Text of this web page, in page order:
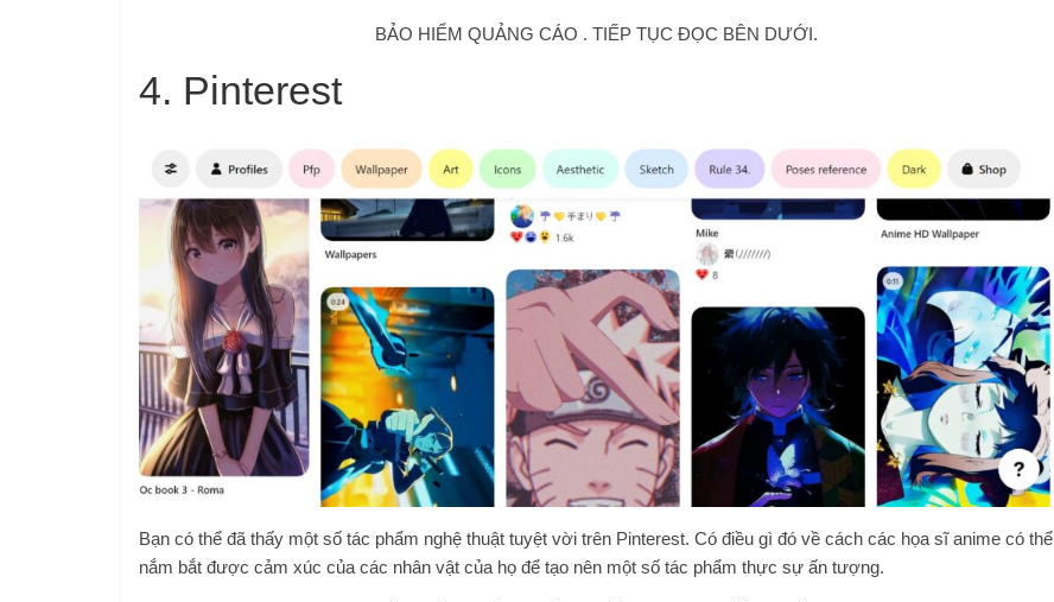
BẢO HIỂM QUẢNG CÁO . TIẾP TỤC ĐỌC BÊN DƯỚI.
4. Pinterest
Bạn có thể đã thấy một số tác phẩm nghệ thuật tuyệt vời trên Pinterest. Có điều gì đó về cách các họa sĩ anime có thể
nắm bắt được cảm xúc của các nhân vật của họ để tạo nên một số tác phẩm thực sự ấn tượng.